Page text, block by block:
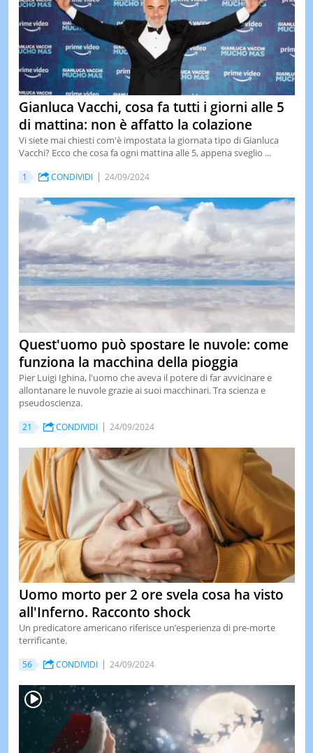
Gianluca Vacchi, cosa fa tutti i giorni alle 5
di mattina: non è affatto la colazione
Vi siete mai chiesti com'è impostata la giornata tipo di Gianluca
Vacchi? Ecco che cosa fa ogni mattina alle 5, appena sveglio ...
1 CONDIVIDI 24/09/2024
Quest'uomo può spostare le nuvole: come
funziona la macchina della pioggia
Pier Luigi Ighina, l'uomo che aveva il potere di far avvicinare e
allontanare le nuvole grazie ai suoi macchinari. Tra scienza e
pseudoscienza.
21 CONDIVIDI 24/09/2024
Uomo morto per 2 ore svela cosa ha visto
all'Inferno. Racconto shock
Un predicatore americano riferisce un’esperienza di pre-morte
terrificante.
56 CONDIVIDI 24/09/2024